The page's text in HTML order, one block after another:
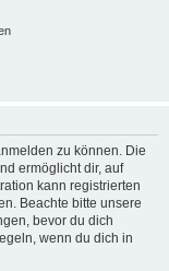
zu können. Die
ermöglicht dir, auf
kann registrierten
Beachte bitte unsere
bevor du dich
wenn du dich in